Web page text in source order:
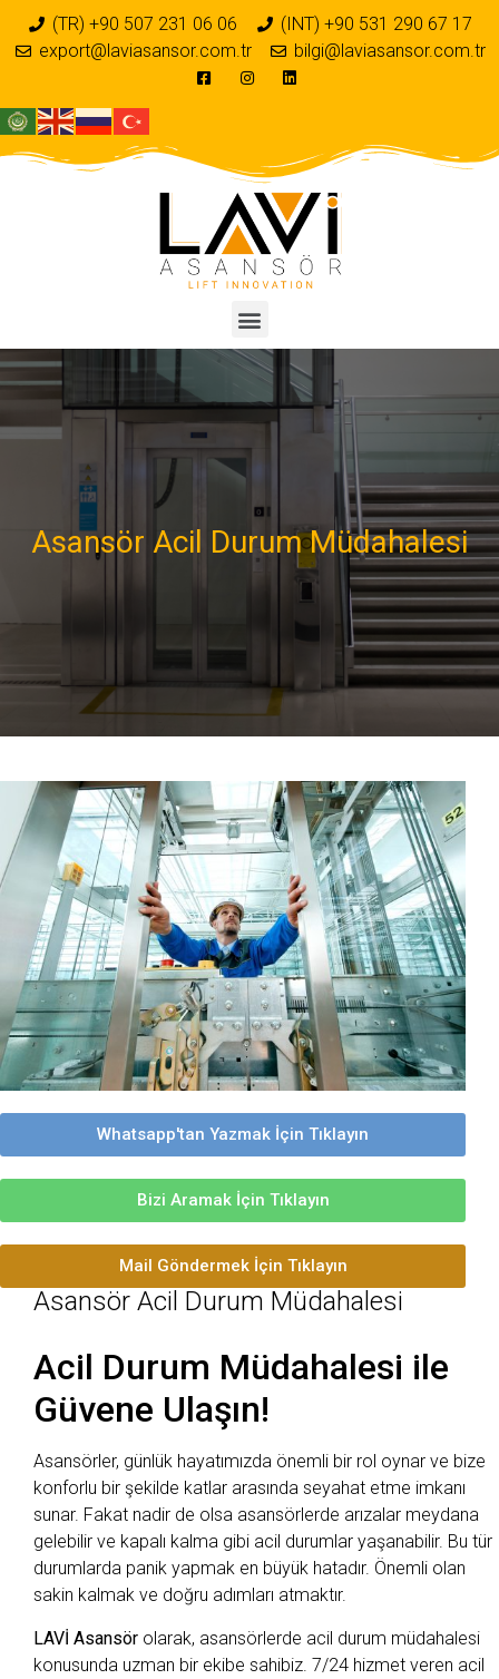
(TR) +90 507 231 06 06
(INT) +90 531 290 67 17
export@laviasansor.com.tr
bilgi@laviasansor.com.tr
Asansör Acil Durum Müdahalesi
Whatsapp'tan Yazmak İçin Tıklayın
Bizi Aramak İçin Tıklayın
Mail Göndermek İçin Tıklayın
Asansör Acil Durum Müdahalesi
Acil Durum Müdahalesi ile
Güvene Ulaşın!
Asansörler, günlük hayatımızda önemli bir rol oynar ve bize
konforlu bir şekilde katlar arasında seyahat etme imkanı
sunar. Fakat nadir de olsa asansörlerde arızalar meydana
gelebilir ve kapalı kalma gibi acil durumlar yaşanabilir. Bu tür
durumlarda panik yapmak en büyük hatadır. Önemli olan
sakin kalmak ve doğru adımları atmaktır.
LAVİ Asansör olarak, asansörlerde acil durum müdahalesi
konusunda uzman bir ekibe sahibiz. 7/24 hizmet veren acil